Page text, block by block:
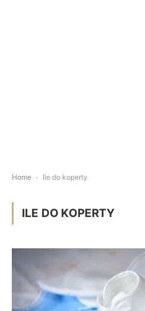
Home - Ile do koperty
ILE DO KOPERTY